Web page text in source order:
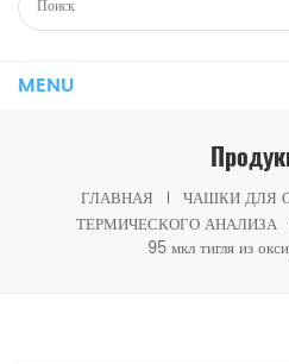
MENU
ГЛАВНАЯ
ЧАШКИ ДЛЯ
ТЕРМИЧЕСКОГО АНАЛИЗА